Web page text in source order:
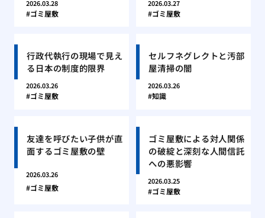
2026.03.28
ゴミ屋敷
2026.03.27
ゴミ屋敷
行政代執行の現場で見え
る日本の制度的限界
2026.03.26
ゴミ屋敷
セルフネグレクトと汚部
屋清掃の闇
2026.03.26
知識
友達を呼びたい子供が直
面するゴミ屋敷の壁
2026.03.26
ゴミ屋敷
ゴミ屋敷による対人関係
の破綻と深刻な人間信託
への悪影響
2026.03.25
ゴミ屋敷